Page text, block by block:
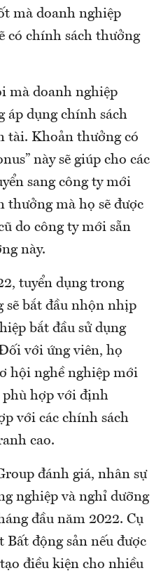
mà doanh nghiệp
có chính sách thưởng
mà doanh nghiệp
áp dụng chính sách
tài. Khoản thưởng có
này sẽ giúp cho các
sang công ty mới
mà họ sẽ được
do công ty mới sẵn
này.
tuyển dụng trong
sẽ bắt đầu nhộn nhịp
bắt đầu sử dụng
với ứng viên, họ
hội nghề nghiệp mới
phù hợp với định
với các chính sách
cao.
đánh giá, nhân sự
nghiệp và nghỉ dưỡng
đầu năm 2022. Cụ
Bất động sản nếu được
điều kiện cho nhiều